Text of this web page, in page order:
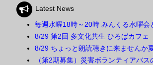
Latest News
毎週水曜18時～20時 みんくる水曜会
8/29 第2回 多文化共生 ひろばカフェ
8/29 ちょっと朗読聴きに来ませんか
（第2期募集）災害ボランティアバ